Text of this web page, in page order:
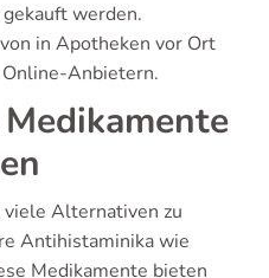
werden.
in Apotheken vor Ort
Anbietern.
Alternativen zu
Antihistaminika wie
Medikamente bieten